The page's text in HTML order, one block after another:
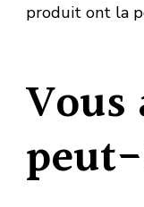
produit ont la
Vous